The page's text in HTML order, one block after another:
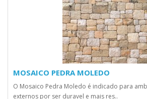
MOSAICO PEDRA MOLEDO
O Mosaico Pedra Moledo é indicado para
externos por ser duravel e mais res..